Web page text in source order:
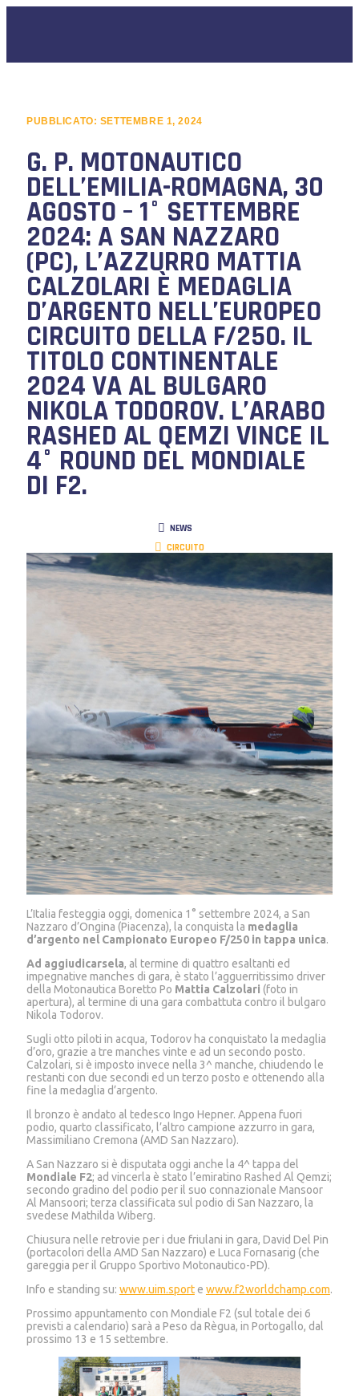
PUBBLICATO: SETTEMBRE 1, 2024
G. P. MOTONAUTICO
DELL’EMILIA-ROMAGNA, 30
AGOSTO – 1° SETTEMBRE
2024: A SAN NAZZARO
(PC), L’AZZURRO MATTIA
CALZOLARI È MEDAGLIA
D’ARGENTO NELL’EUROPEO
CIRCUITO DELLA F/250. IL
TITOLO CONTINENTALE
2024 VA AL BULGARO
NIKOLA TODOROV. L’ARABO
RASHED AL QEMZI VINCE IL
4° ROUND DEL MONDIALE
DI F2.
NEWS
CIRCUITO
L’Italia festeggia oggi, domenica 1° settembre 2024, a San
Nazzaro d’Ongina (Piacenza), la conquista la medaglia
d’argento nel Campionato Europeo F/250 in tappa unica.
Ad aggiudicarsela, al termine di quattro esaltanti ed
impegnative manches di gara, è stato l’agguerritissimo driver
della Motonautica Boretto Po Mattia Calzolari (foto in
apertura), al termine di una gara combattuta contro il bulgaro
Nikola Todorov.
Sugli otto piloti in acqua, Todorov ha conquistato la medaglia
d’oro, grazie a tre manches vinte e ad un secondo posto.
Calzolari, si è imposto invece nella 3^ manche, chiudendo le
restanti con due secondi ed un terzo posto e ottenendo alla
fine la medaglia d’argento.
Il bronzo è andato al tedesco Ingo Hepner. Appena fuori
podio, quarto classificato, l’altro campione azzurro in gara,
Massimiliano Cremona (AMD San Nazzaro).
A San Nazzaro si è disputata oggi anche la 4^ tappa del
Mondiale F2; ad vincerla è stato l’emiratino Rashed Al Qemzi;
secondo gradino del podio per il suo connazionale Mansoor
Al Mansoori; terza classificata sul podio di San Nazzaro, la
svedese Mathilda Wiberg.
Chiusura nelle retrovie per i due friulani in gara, David Del Pin
(portacolori della AMD San Nazzaro) e Luca Fornasarig (che
gareggia per il Gruppo Sportivo Motonautico-PD).
Info e standing su: www.uim.sporte www.f2worldchamp.com.
Prossimo appuntamento con Mondiale F2 (sul totale dei 6
previsti a calendario) sarà a Peso da Règua, in Portogallo, dal
prossimo 13 e 15 settembre.